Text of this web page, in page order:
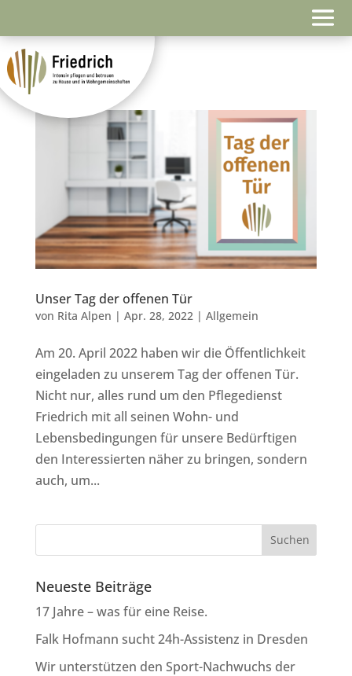
Unser Tag der offenen Tür
von Rita Alpen | Apr. 28, 2022 | Allgemein
Am 20. April 2022 haben wir die Öffentlichkeit
eingeladen zu unserem Tag der offenen Tür.
Nicht nur, alles rund um den Pflegedienst
Friedrich mit all seinen Wohn- und
Lebensbedingungen für unsere Bedürftigen
den Interessierten näher zu bringen, sondern
auch, um...
Neueste Beiträge
17 Jahre – was für eine Reise.
Falk Hofmann sucht 24h-Assistenz in Dresden
Wir unterstützen den Sport-Nachwuchs der